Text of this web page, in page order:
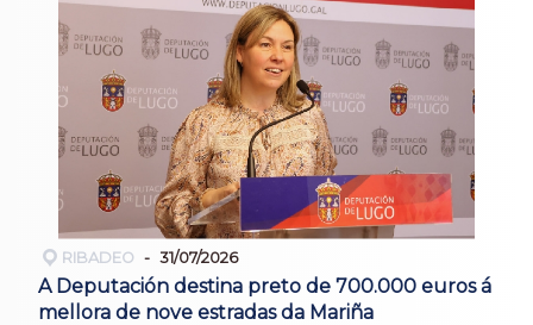
RIBADEO 31/07/2026
A Deputación destina preto de 700.000 euros á
mellora de nove estradas da Mariña